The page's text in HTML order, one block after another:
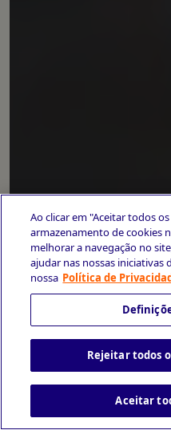
Ao clicar em "Aceitar todos
armazenamento de cookies
melhorar a navegação no
ajudar nas nossas iniciativas
nossa Política de
Rejeitar todos
Aceitar